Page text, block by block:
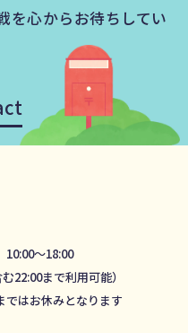
を心からお待ちしてい
～18:00
22:00まで利用可能）
はお休みとなります